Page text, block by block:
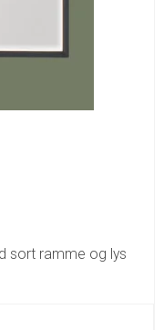
sort ramme og lys